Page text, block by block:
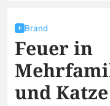
Brand
Feuer in
und